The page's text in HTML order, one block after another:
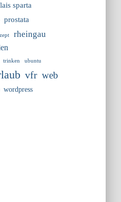
sparta
prostata
rheingau
trinken ubuntu
vfr web
wordpress